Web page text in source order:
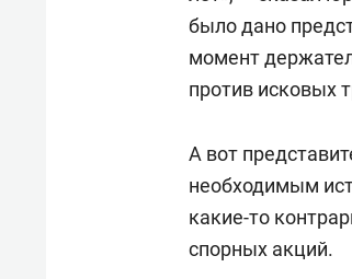
было дано
момент
против исковых
А вот
необходимым
какие-то
спорных акций.